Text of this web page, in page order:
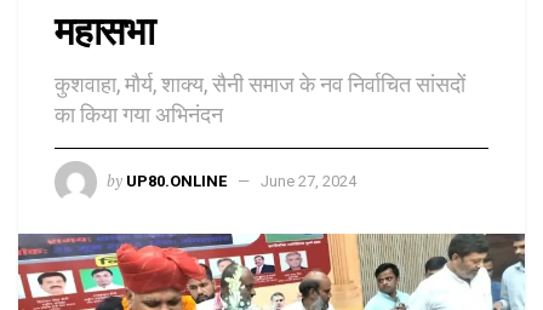
महासभा
कुशवाहा, मौर्य, शाक्य, सैनी समाज के नव निर्वाचित सांसदों
का किया गया अभिनंदन
by UP80.ONLINE June 27, 2024